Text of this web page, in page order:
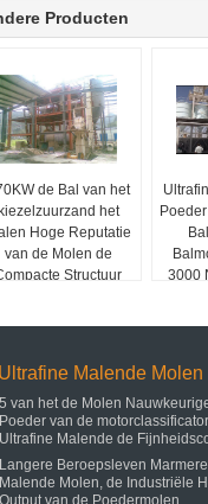
Producten
de Bal van het
het
Hoge Reputatie
van de Molen de
Structuur
3000
Malende Molen
5 van het de Molen
Poeder van de motorclassificator
Ultrafine Malende de
Langere Beroepsleven
Malende Molen, de Industriële
Output van de Poedermolen